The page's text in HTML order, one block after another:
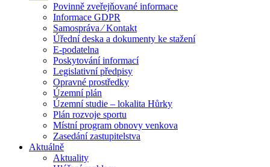
Povinně zveřejňované informace
Informace GDPR
Samospráva ⁄ Kontakt
Úřední deska a dokumenty ke stažení
E-podatelna
Poskytování informací
Legislativní předpisy
Opravné prostředky
Územní plán
Územní studie – lokalita Hůrky
Plán rozvoje sportu
Místní program obnovy venkova
Zasedání zastupitelstva
Aktuálně
Aktuality